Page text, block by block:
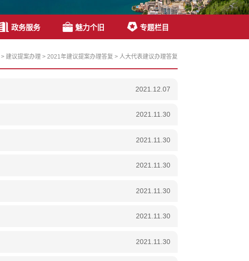
政务服务 魅力个旧 专题栏目
> 建议提案办理 > 2021年建议提案办理答复 > 人大代表建议办理答复
2021.12.07
2021.11.30
2021.11.30
2021.11.30
2021.11.30
2021.11.30
2021.11.30